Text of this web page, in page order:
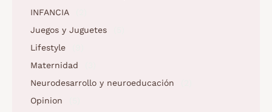
INFANCIA
Juegos y Juguetes
Lifestyle
Maternidad
Neurodesarrollo y neuroeducación
Opinion